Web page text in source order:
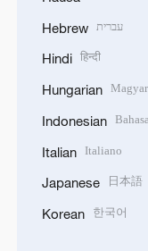
Hebrew עברית
Hindi हिन्दी
Hungarian Magyar
Indonesian
Italian Italiano
Japanese 日本語
Korean 한국어